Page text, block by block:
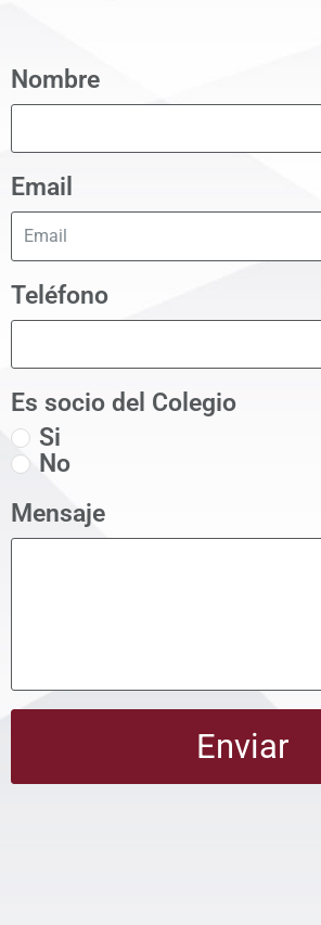
Nombre
Email
Teléfono
Es socio del Colegio
Si
No
Mensaje
Enviar